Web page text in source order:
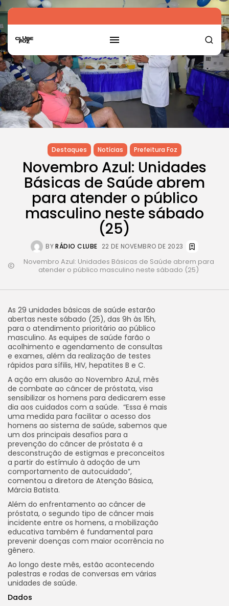
Destaques Notícias Prefeitura Foz
Novembro Azul: Unidades
Básicas de Saúde abrem
para atender o público
masculino neste sábado
(25)
BYRÁDIO CLUBE 22 DE NOVEMBRO DE 2023
Novembro Azul: Unidades Básicas de Saúde abrem para
atender o público masculino neste sábado (25)
As 29 unidades básicas de saúde estarão
abertas neste sábado (25), das 9h às 15h,
para o atendimento prioritário ao público
masculino. As equipes de saúde farão o
acolhimento e agendamento de consultas
e exames, além da realização de testes
rápidos para sífilis, HIV, hepatites B e C.
A ação em alusão ao Novembro Azul, mês
de combate ao câncer de próstata, visa
sensibilizar os homens para dedicarem esse
dia aos cuidados com a saúde. “Essa é mais
uma medida para facilitar o acesso dos
homens ao sistema de saúde, sabemos que
um dos principais desafios para a
prevenção do câncer de próstata é a
desconstrução de estigmas e preconceitos
a partir do estímulo à adoção de um
comportamento de autocuidado”,
comentou a diretora de Atenção Básica,
Márcia Batista.
Além do enfrentamento ao câncer de
próstata, o segundo tipo de câncer mais
incidente entre os homens, a mobilização
educativa também é fundamental para
prevenir doenças com maior ocorrência no
gênero.
Ao longo deste mês, estão acontecendo
palestras e rodas de conversas em várias
unidades de saúde.
Dados